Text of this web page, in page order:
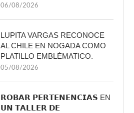
06/08/2026
LUPITA VARGAS RECONOCE
AL CHILE EN NOGADA COMO
PLATILLO EMBLÉMATICO.
05/08/2026
𝗥𝗢𝗕𝗔𝗥 𝗣𝗘𝗥𝗧𝗘𝗡𝗘𝗡𝗖𝗜𝗔𝗦 EN
𝗨𝗡 𝗧𝗔𝗟𝗟𝗘𝗥 𝗗𝗘